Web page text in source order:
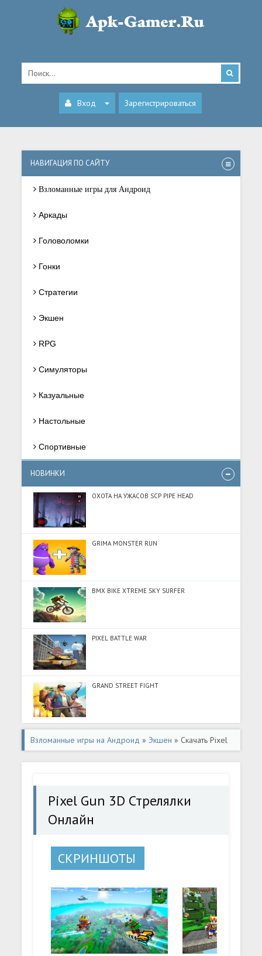
Вход Зарегистрироваться
НАВИГАЦИЯ ПО САЙТУ
Взломанные игры для Андроид
Аркады
Головоломки
Гонки
Стратегии
Экшен
RPG
Симуляторы
Казуальные
Настольные
Спортивные
НОВИНКИ
ОХОТА НА УЖАСОВ SCP PIPE HEAD
GRIMA MONSTER RUN
BMX BIKE XTREME SKY SURFER
PIXEL BATTLE WAR
GRAND STREET FIGHT
Взломанные игры на Андроид »Экшен » Скачать Pixel
Gun 3D Стрелялки Онлайн (Много монет) на Андроид
Pixel Gun 3D Стрелялки
Онлайн
СКРИНШОТЫ